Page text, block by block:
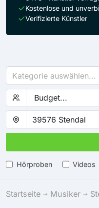
Kostenlose und
Verifizierte Künstler
Kategorie auswählen...
Hörproben Videos
Startseite Musiker